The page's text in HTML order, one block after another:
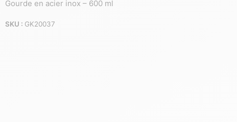
Gourde en acier inox – 600 ml
SKU : GK20037